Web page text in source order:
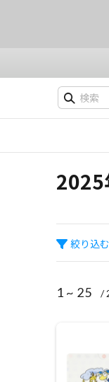
2025
絞り込む
1 ~ 25 /